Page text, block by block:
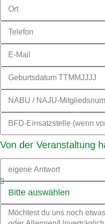
Von der Veranstaltung